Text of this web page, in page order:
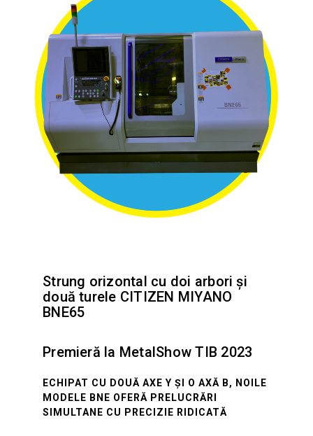
Strung orizontal cu doi arbori și
două turele CITIZEN MIYANO
BNE65
Premieră la MetalShow TIB 2023
ECHIPAT CU DOUĂ AXE Y ȘI O AXĂ B, NOILE
MODELE BNE OFERĂ PRELUCRĂRI
SIMULTANE CU PRECIZIE RIDICATĂ